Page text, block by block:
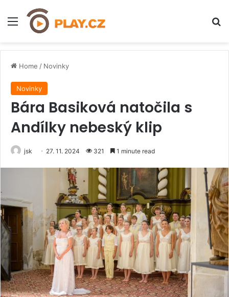
Menu
Home / Novinky
Novinky
Bára Basiková natočila s
Andílky nebeský klip
jsk 27. 11. 2024 321 1 minute read